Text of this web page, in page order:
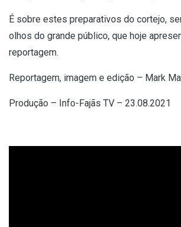
É sobre estes preparativos do cortejo,
olhos do grande público, que hoje
reportagem.
Reportagem, imagem e edição – Mark
Produção – Info-Fajãs TV – 23.08.2021